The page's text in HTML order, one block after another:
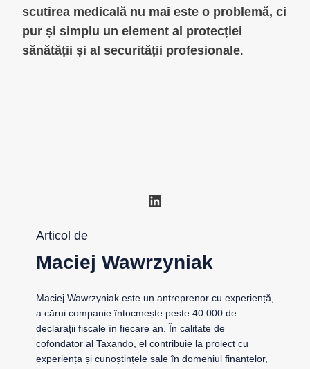
scutirea medicală nu mai este o problemă, ci
pur și simplu un element al protecției
sănătății și al securității profesionale.
LinkedIn
Articol de
Maciej Wawrzyniak
Maciej Wawrzyniak este un antreprenor cu experiență,
a cărui companie întocmește peste 40.000 de
declarații fiscale în fiecare an. În calitate de
cofondator al Taxando, el contribuie la proiect cu
experiența și cunoștințele sale în domeniul finanțelor,